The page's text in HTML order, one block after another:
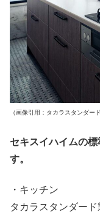
（画像引用：タカラスタンダー
セキスイハイムの
す。
・キッチン
タカラスタンダード